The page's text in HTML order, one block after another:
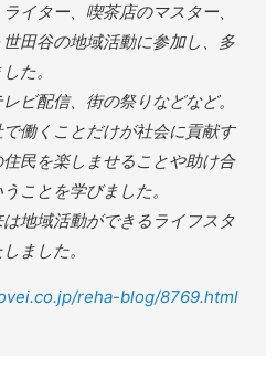
イター、喫茶店のマスター、
田谷の地域活動に参加し、多
た。
ビ配信、街の祭りなどなど。
働くことだけが社会に貢献す
民を楽しませることや助け合
ことを学びました。
地域活動ができるライフスタ
ました。
reha-blog/8769.html